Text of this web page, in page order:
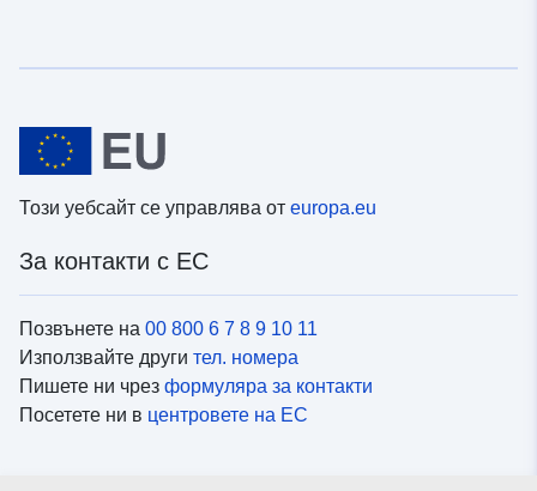
Този уебсайт се управлява от europa.eu
За контакти с ЕС
Позвънете на 00 800 6 7 8 9 10 11
Използвайте други тел. номера
Пишете ни чрез формуляра за контакти
Посетете ни в центровете на ЕС